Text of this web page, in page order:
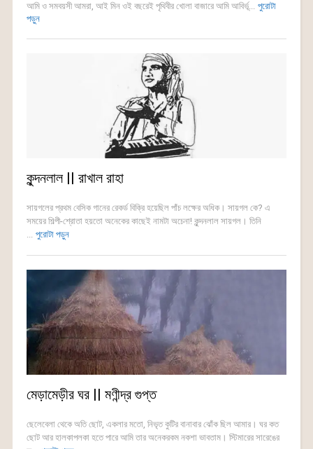
আমি ও সমবয়সী আমরা, আই মিন ওই বছরেই পৃথিবীর খোলা বাজারে আমি আবির্ভূ... পুরোটা
পড়ুন
কুন্দনলাল || রাখাল রাহা
সায়গলের প্রথম বেসিক গানের রেকর্ড বিক্রি হয়েছিল পাঁচ লক্ষের অধিক। সায়গল কে? এ
সময়ের শিল্পী-শ্রোতা হয়তো অনেকের কাছেই নামটা অচেনা! কুন্দনলাল সায়গল। তিনি
... পুরোটা পড়ুন
মেড়ামেড়ীর ঘর || মণীন্দ্র গুপ্ত
ছেলেবেলা থেকে অতি ছোট, একলার মতো, নিভৃত কুটির বানাবার ঝোঁক ছিল আমার। ঘর কত
ছোট আর হালকাপলকা হতে পারে আমি তার অনেকরকম নকশা ভাবতাম। স্টিমারের সারেঙের